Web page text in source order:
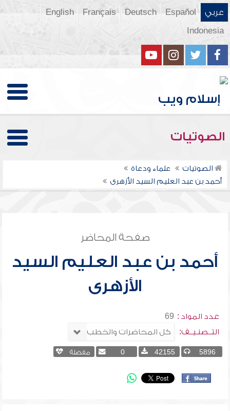
عربي Español
Deutsch
Français
English
Indonesia
الصوتيات
الصوتيات
علماء ودعاة
أحمد بن عبد العليم السيد الأزهرى
صفحة المحاضر
أحمد بن عبد العليم السيد
الأزهرى
عدد المواد : 69
التــصنـيــف:
5896
42155
0 مفضلة